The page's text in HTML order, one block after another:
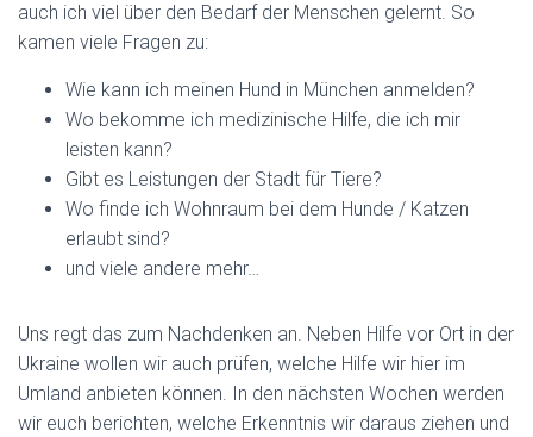
auch ich viel über den Bedarf der Menschen gelernt. So
kamen viele Fragen zu:
Wie kann ich meinen Hund in München anmelden?
Wo bekomme ich medizinische Hilfe, die ich mir
leisten kann?
Gibt es Leistungen der Stadt für Tiere?
Wo finde ich Wohnraum bei dem Hunde / Katzen
erlaubt sind?
und viele andere mehr…
Uns regt das zum Nachdenken an. Neben Hilfe vor Ort in der
Ukraine wollen wir auch prüfen, welche Hilfe wir hier im
Umland anbieten können. In den nächsten Wochen werden
wir euch berichten, welche Erkenntnis wir daraus ziehen und